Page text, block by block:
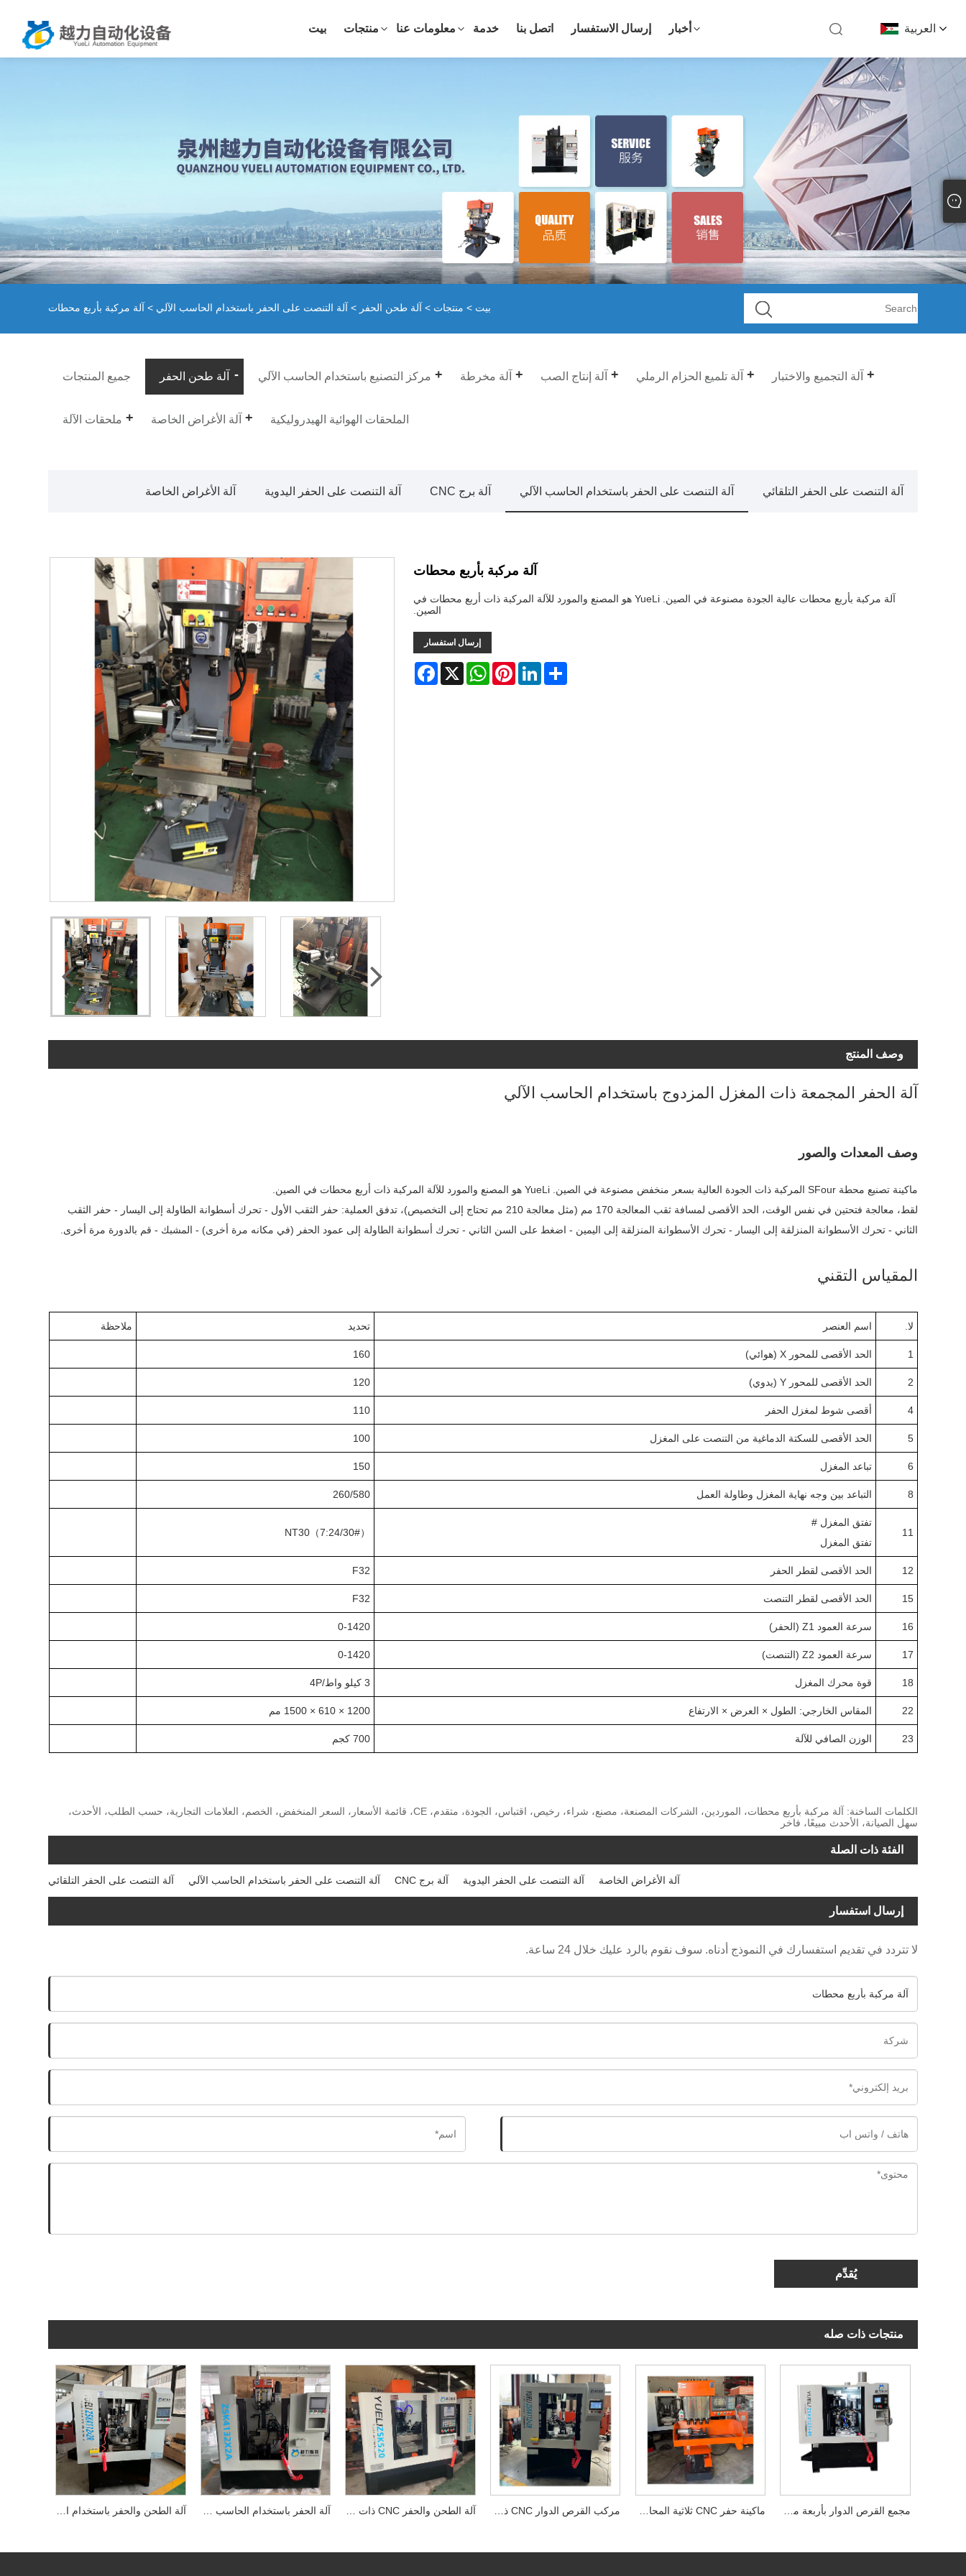
العربية بيت منتجات معلومات عنا خدمة اتصل بنا إرسال الاستفسار أخبار
بيت > منتجات > آلة طحن الحفر > آلة التنصت على الحفر باستخدام الحاسب الآلي > آلة مركبة بأربع محطات
جميع المنتجات آلة طحن الحفر مركز التصنيع باستخدام الحاسب الآلي آلة مخرطة آلة إنتاج الصب آلة تلميع الحزام الرملي آلة التجميع والاختبار
ملحقات الآلة آلة الأغراض الخاصة الملحقات الهوائية الهيدروليكية
آلة التنصت على الحفر التلقائي آلة التنصت على الحفر باستخدام الحاسب الآلي آلة برج CNC آلة التنصت على الحفر اليدوية آلة الأغراض الخاصة
آلة مركبة بأربع محطات
آلة مركبة بأربع محطات عالية الجودة مصنوعة في الصين. YueLi هو المصنع والمورد للآلة المركبة ذات أربع محطات في
الصين.
إرسال استفسار
Facebook X
WhatsAppPinterestLinkedInShare
وصف المنتج
آلة الحفر المجمعة ذات المغزل المزدوج باستخدام الحاسب الآلي
وصف المعدات والصور
ماكينة تصنيع محطة SFour المركبة ذات الجودة العالية بسعر منخفض مصنوعة في الصين. YueLi هو المصنع والمورد للآلة المركبة ذات أربع محطات في الصين.
لقط، معالجة فتحتين في نفس الوقت، الحد الأقصى لمسافة ثقب المعالجة 170 مم (مثل معالجة 210 مم تحتاج إلى التخصيص)، تدفق العملية: حفر الثقب الأول - تحرك أسطوانة الطاولة إلى اليسار - حفر الثقب
الثاني - تحرك الأسطوانة المنزلقة إلى اليسار - تحرك الأسطوانة المنزلقة إلى اليمين - اضغط على السن الثاني - تحرك أسطوانة الطاولة إلى عمود الحفر (في مكانه مرة أخرى) - المشبك - قم بالدورة مرة أخرى.
المقياس التقني
لا. اسم العنصر تحديد ملاحظة
1 الحد الأقصى للمحور X (هوائي) 160
2 الحد الأقصى للمحور Y (يدوي) 120
4 أقصى شوط لمغزل الحفر 110
5 الحد الأقصى للسكتة الدماغية من التنصت على المغزل 100
6 تباعد المغزل 150
8 التباعد بين وجه نهاية المغزل وطاولة العمل 260/580
11
تفتق المغزل #
تفتق المغزل
NT30（7:24/30#）
12 الحد الأقصى لقطر الحفر F32
15 الحد الأقصى لقطر التنصت F32
16 سرعة العمود Z1 (الحفر) 0-1420
17 سرعة العمود Z2 (التنصت) 0-1420
18 قوة محرك المغزل 3 كيلو واط/4P
22 المقاس الخارجي: الطول × العرض × الارتفاع 1200 × 610 × 1500 مم
23 الوزن الصافي للآلة 700 كجم
الكلمات الساخنة: آلة مركبة بأربع محطات، الموردين، الشركات المصنعة، مصنع، شراء، رخيص، اقتباس، الجودة، متقدم، CE، قائمة الأسعار، السعر المنخفض، الخصم، العلامات التجارية، حسب الطلب، الأحدث،
سهل الصيانة، الأحدث مبيعًا، فاخر
الفئة ذات الصلة
آلة التنصت على الحفر التلقائي آلة التنصت على الحفر باستخدام الحاسب الآلي آلة برج CNC آلة التنصت على الحفر اليدوية آلة الأغراض الخاصة
إرسال استفسار
لا تتردد في تقديم استفسارك في النموذج أدناه. سوف نقوم بالرد عليك خلال 24 ساعة.
يُقدِّم
منتجات ذات صله